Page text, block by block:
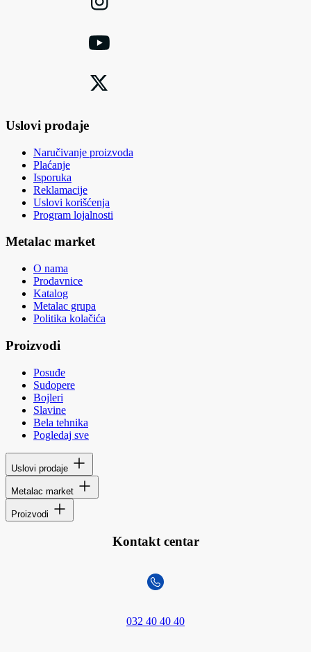
Uslovi prodaje
Naručivanje proizvoda
Plaćanje
Isporuka
Reklamacije
Uslovi korišćenja
Program lojalnosti
Metalac market
O nama
Prodavnice
Katalog
Metalac grupa
Politika kolačića
Proizvodi
Posuđe
Sudopere
Bojleri
Slavine
Bela tehnika
Pogledaj sve
Uslovi prodaje
Metalac market
Proizvodi
Kontakt centar
032 40 40 40